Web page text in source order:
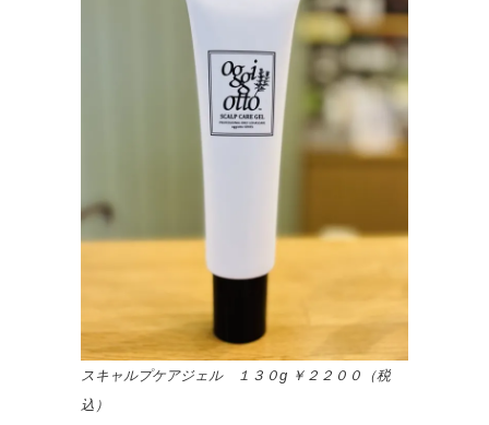
スキャルプケアジェル １３０g ￥２２００（税
込）